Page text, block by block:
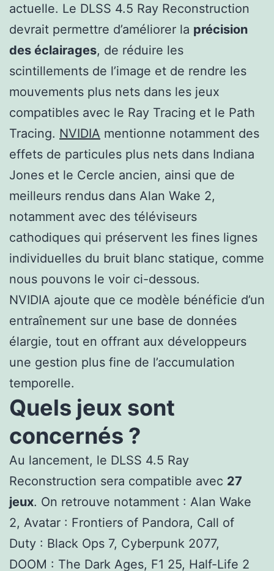
actuelle. Le DLSS 4.5 Ray Reconstruction
devrait permettre d’améliorer la précision
des éclairages, de réduire les
scintillements de l’image et de rendre les
mouvements plus nets dans les jeux
compatibles avec le Ray Tracing et le Path
Tracing. NVIDIA mentionne notamment des
effets de particules plus nets dans Indiana
Jones et le Cercle ancien, ainsi que de
meilleurs rendus dans Alan Wake 2,
notamment avec des téléviseurs
cathodiques qui préservent les fines lignes
individuelles du bruit blanc statique, comme
nous pouvons le voir ci-dessous.
NVIDIA ajoute que ce modèle bénéficie d’un
entraînement sur une base de données
élargie, tout en offrant aux développeurs
une gestion plus fine de l’accumulation
temporelle.
Quels jeux sont
concernés ?
Au lancement, le DLSS 4.5 Ray
Reconstruction sera compatible avec 27
jeux. On retrouve notamment : Alan Wake
2, Avatar : Frontiers of Pandora, Call of
Duty : Black Ops 7, Cyberpunk 2077,
DOOM : The Dark Ages, F1 25, Half-Life 2